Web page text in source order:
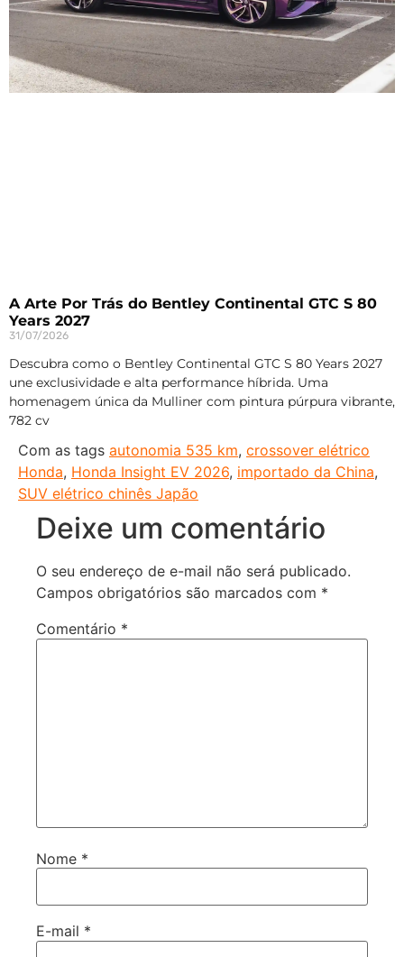
A Arte Por Trás do Bentley Continental GTC S 80
Years 2027
31/07/2026
Descubra como o Bentley Continental GTC S 80 Years 2027
une exclusividade e alta performance híbrida. Uma
homenagem única da Mulliner com pintura púrpura vibrante,
782 cv
Com as tags autonomia 535 km, crossover elétrico
Honda, Honda Insight EV 2026, importado da China,
SUV elétrico chinês Japão
Deixe um comentário
O seu endereço de e-mail não será publicado.
Campos obrigatórios são marcados com *
Comentário *
Nome *
E-mail *